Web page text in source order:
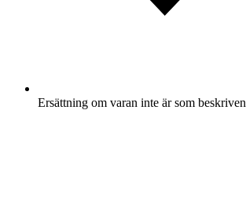
Ersättning om varan inte är som beskriven